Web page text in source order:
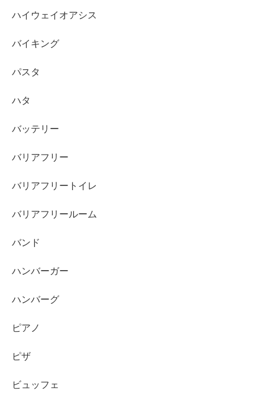
ハイウェイオアシス
バイキング
パスタ
ハタ
バッテリー
バリアフリー
バリアフリートイレ
バリアフリールーム
バンド
ハンバーガー
ハンバーグ
ピアノ
ピザ
ビュッフェ